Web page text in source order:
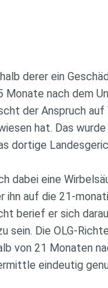
derer ein
nach dem
der Anspruch
hat. Das
dortige
dabei eine
ihn auf die 21-
berief er sich
Die OLG-
von 21 Monaten
eindeutig